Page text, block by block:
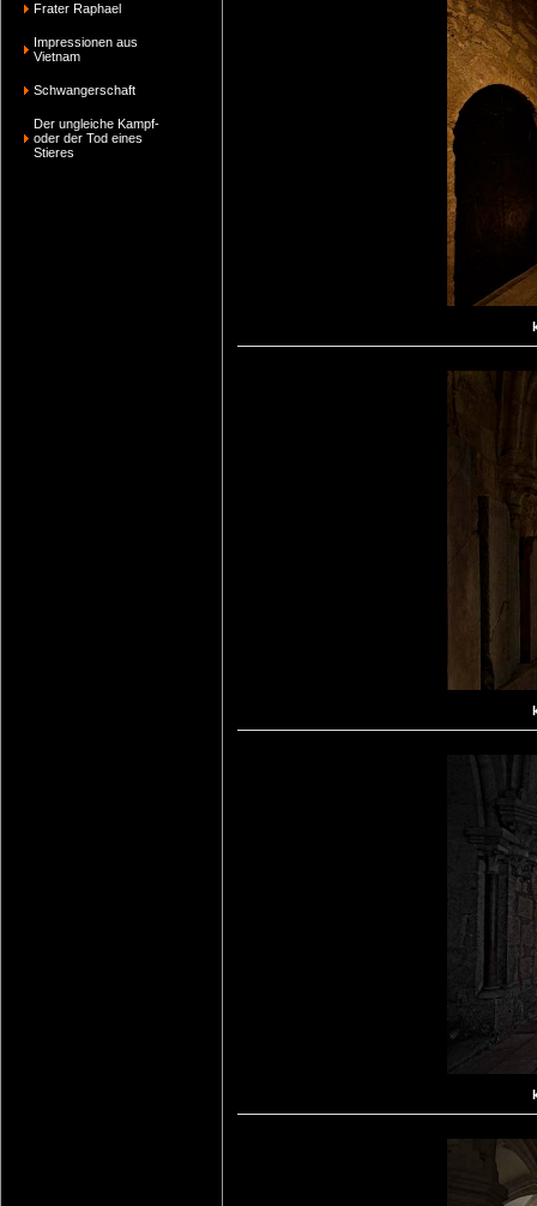
Frater Raphael
Impressionen aus
Vietnam
Schwangerschaft
Der ungleiche Kampf-
oder der Tod eines
Stieres